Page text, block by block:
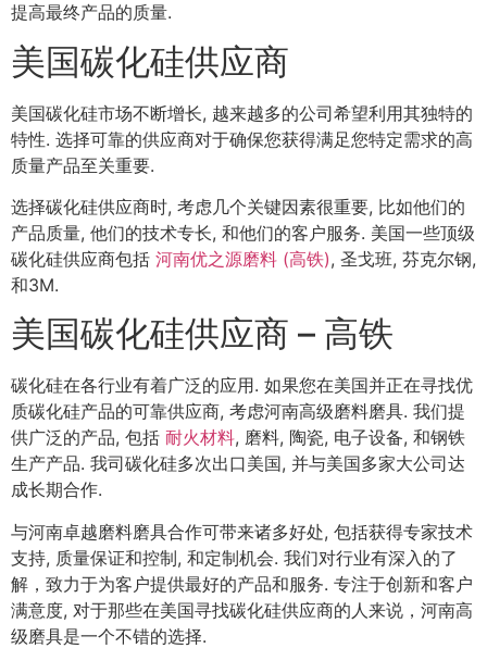
提高最终产品的质量.
美国碳化硅供应商
美国碳化硅市场不断增长, 越来越多的公司希望利用其独特的
特性. 选择可靠的供应商对于确保您获得满足您特定需求的高
质量产品至关重要.
选择碳化硅供应商时, 考虑几个关键因素很重要, 比如他们的
产品质量, 他们的技术专长, 和他们的客户服务. 美国一些顶级
碳化硅供应商包括 河南优之源磨料 (高铁), 圣戈班, 芬克尔钢,
和3M.
美国碳化硅供应商 – 高铁
碳化硅在各行业有着广泛的应用. 如果您在美国并正在寻找优
质碳化硅产品的可靠供应商, 考虑河南高级磨料磨具. 我们提
供广泛的产品, 包括 耐火材料, 磨料, 陶瓷, 电子设备, 和钢铁
生产产品. 我司碳化硅多次出口美国, 并与美国多家大公司达
成长期合作.
与河南卓越磨料磨具合作可带来诸多好处, 包括获得专家技术
支持, 质量保证和控制, 和定制机会. 我们对行业有深入的了
解，致力于为客户提供最好的产品和服务. 专注于创新和客户
满意度, 对于那些在美国寻找碳化硅供应商的人来说，河南高
级磨具是一个不错的选择.